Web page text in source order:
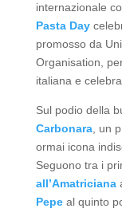
internazionale
Pasta Day
promosso da
Organisation,
italiana e
Sul podio della
Carbonara, un
ormai icona
Seguono tra i
all’Amatriciana
Pepe al quinto